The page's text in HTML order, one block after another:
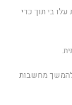
בי תוך כדי
מחשבות